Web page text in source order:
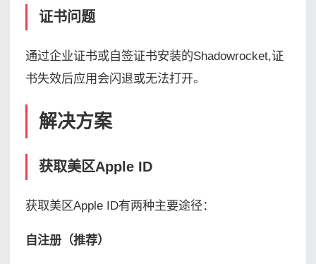
证书问题
通过企业证书或自签证书安装的Shadowrocket,证
书失效后应用会闪退或无法打开。
解决方案
获取美区Apple ID
获取美区Apple ID有两种主要途径：
自注册（推荐）